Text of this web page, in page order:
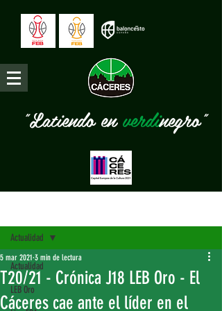
"Latiendo enverdinegro"
Actualidad
LEB Oro
Actualidad
T20/21 - Crónica J18 LEB Oro - El
Cáceres cae ante el líder en el
5 mar 2021 3 min de lectura